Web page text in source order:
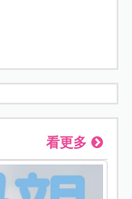
看更多